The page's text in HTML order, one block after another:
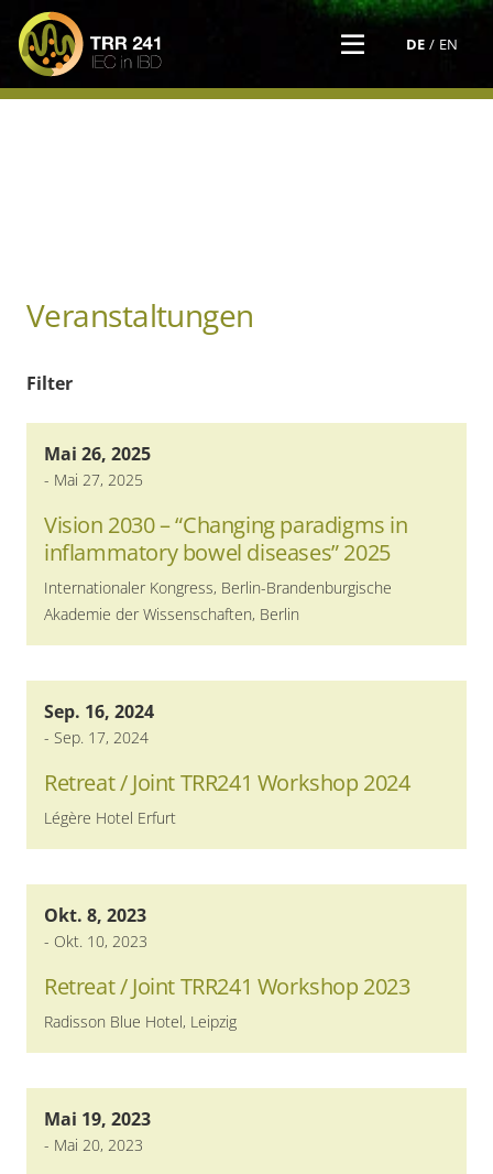
DE EN
Veranstaltungen
Filter
Mai 26, 2025
- Mai 27, 2025
Vision 2030 – “Changing paradigms in
inflammatory bowel diseases” 2025
Internationaler Kongress, Berlin-Brandenburgische
Akademie der Wissenschaften, Berlin
Sep. 16, 2024
- Sep. 17, 2024
Retreat / Joint TRR241 Workshop 2024
Légère Hotel Erfurt
Okt. 8, 2023
- Okt. 10, 2023
Retreat / Joint TRR241 Workshop 2023
Radisson Blue Hotel, Leipzig
Mai 19, 2023
- Mai 20, 2023